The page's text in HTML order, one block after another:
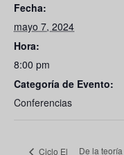
Fecha:
mayo 7, 2024
Hora:
8:00 pm
Categoría de Evento:
Conferencias
Ciclo El De la